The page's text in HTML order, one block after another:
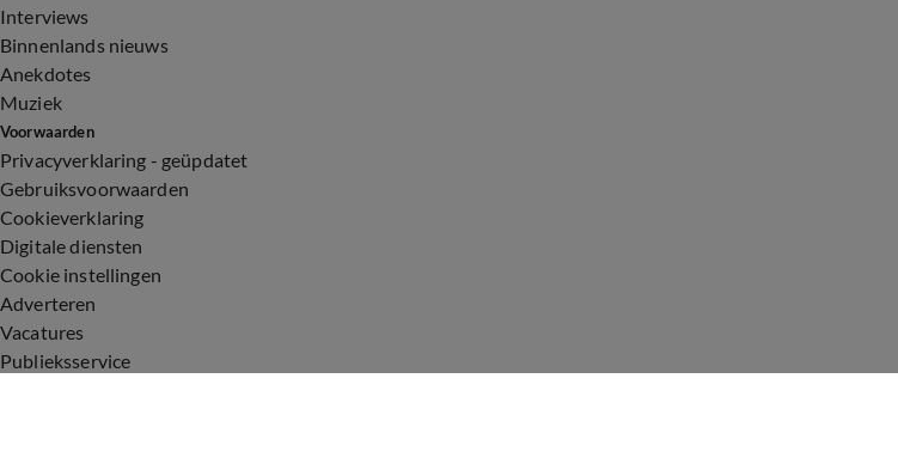
Interviews
Binnenlands nieuws
Anekdotes
Muziek
Voorwaarden
Privacyverklaring - geüpdatet
Gebruiksvoorwaarden
Cookieverklaring
Digitale diensten
Cookie instellingen
Adverteren
Vacatures
Publieksservice